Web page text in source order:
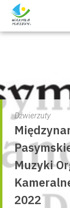
Skip
Dźwierzuty
Muzyki
2022